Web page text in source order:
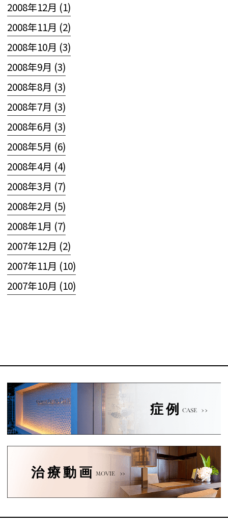
2008年12月 (1)
2008年11月 (2)
2008年10月 (3)
2008年9月 (3)
2008年8月 (3)
2008年7月 (3)
2008年6月 (3)
2008年5月 (6)
2008年4月 (4)
2008年3月 (7)
2008年2月 (5)
2008年1月 (7)
2007年12月 (2)
2007年11月 (10)
2007年10月 (10)
症例 CASE
治療動画 MOVIE